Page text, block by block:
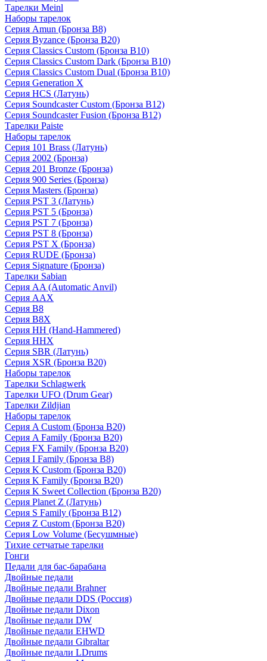
Тарелки Meinl
Наборы тарелок
Серия Amun (Бронза B8)
Серия Byzance (Бронза B20)
Серия Classics Custom (Бронза B10)
Серия Classics Custom Dark (Бронза B10)
Серия Classics Custom Dual (Бронза B10)
Серия Generation X
Серия HCS (Латунь)
Серия Soundcaster Custom (Бронза B12)
Серия Soundcaster Fusion (Бронза B12)
Тарелки Paiste
Наборы тарелок
Серия 101 Brass (Латунь)
Серия 2002 (Бронза)
Серия 201 Bronze (Бронза)
Серия 900 Series (Бронза)
Серия Masters (Бронза)
Серия PST 3 (Латунь)
Серия PST 5 (Бронза)
Серия PST 7 (Бронза)
Серия PST 8 (Бронза)
Серия PST X (Бронза)
Серия RUDE (Бронза)
Серия Signature (Бронза)
Тарелки Sabian
Серия AA (Automatic Anvil)
Серия AAX
Серия B8
Серия B8X
Серия HH (Hand-Hammered)
Серия HHX
Серия SBR (Латунь)
Серия XSR (Бронза B20)
Наборы тарелок
Тарелки Schlagwerk
Тарелки UFO (Drum Gear)
Тарелки Zildjian
Наборы тарелок
Серия A Custom (Бронза B20)
Серия A Family (Бронза B20)
Серия FX Family (Бронза B20)
Серия I Family (Бронза B8)
Серия K Custom (Бронза B20)
Серия K Family (Бронза B20)
Серия K Sweet Collection (Бронза B20)
Серия Planet Z (Латунь)
Серия S Family (Бронза B12)
Серия Z Custom (Бронза B20)
Серия Low Volume (Бесушмные)
Тихие сетчатые тарелки
Гонги
Педали для бас-барабана
Двойные педали
Двойные педали Brahner
Двойные педали DDS (Россия)
Двойные педали Dixon
Двойные педали DW
Двойные педали EHWD
Двойные педали Gibraltar
Двойные педали LDrums